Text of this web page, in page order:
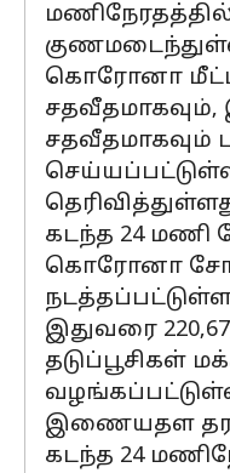
மணிநேரதத்தில்
கொரோனா மீட்பு
சதவீதமாகவும்,
சதவீதமாகவும்
கடந்த 24 மணி
கொரோனா
இதுவரை
தடுப்பூசிகள்
இணையதள
கடந்த 24